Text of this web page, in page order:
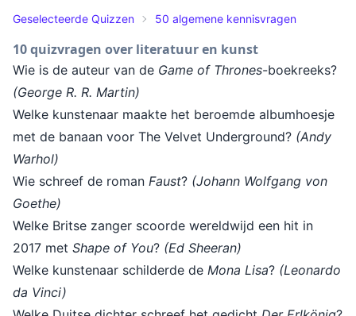
Geselecteerde Quizzen 50 algemene kennisvragen
10 quizvragen over literatuur en kunst
Wie is de auteur van de Game of Thrones-boekreeks?
(George R. R. Martin)
Welke kunstenaar maakte het beroemde albumhoesje
met de banaan voor The Velvet Underground? (Andy
Warhol)
Wie schreef de roman Faust? (Johann Wolfgang von
Goethe)
Welke Britse zanger scoorde wereldwijd een hit in
2017 met Shape of You? (Ed Sheeran)
Welke kunstenaar schilderde de Mona Lisa? (Leonardo
da Vinci)